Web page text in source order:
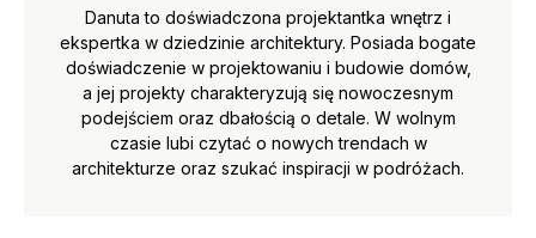
Danuta to doświadczona projektantka wnętrz i
ekspertka w dziedzinie architektury. Posiada bogate
doświadczenie w projektowaniu i budowie domów,
a jej projekty charakteryzują się nowoczesnym
podejściem oraz dbałością o detale. W wolnym
czasie lubi czytać o nowych trendach w
architekturze oraz szukać inspiracji w podróżach.